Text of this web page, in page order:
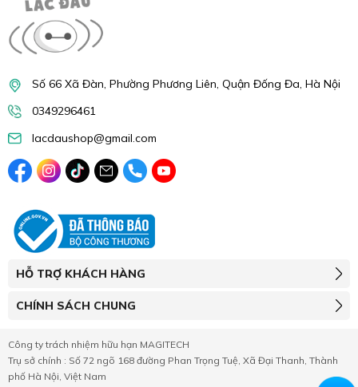
Số 66 Xã Đàn, Phường Phương Liên, Quận Đống Đa, Hà Nội
0349296461
lacdaushop@gmail.com
HỖ TRỢ KHÁCH HÀNG
CHÍNH SÁCH CHUNG
Công ty trách nhiệm hữu hạn MAGITECH
Trụ sở chính : Số 72 ngõ 168 đường Phan Trọng Tuệ, Xã Đại Thanh, Thành
phố Hà Nội, Việt Nam